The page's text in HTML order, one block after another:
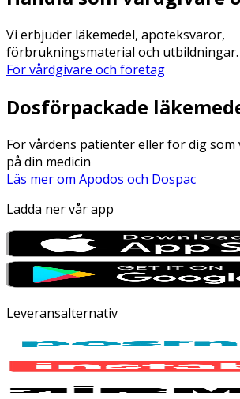
Vi erbjuder läkemedel, apoteksvaror,
förbrukningsmaterial och utbildningar.
För vårdgivare och företag
Dosförpackade
För vårdens patienter eller för dig
på din medicin
Läs mer om Apodos och Dospac
Ladda ner vår app
Leveransalternativ